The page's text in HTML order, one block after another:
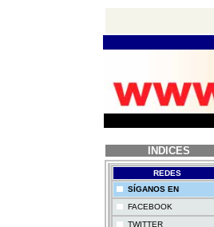
INDICES